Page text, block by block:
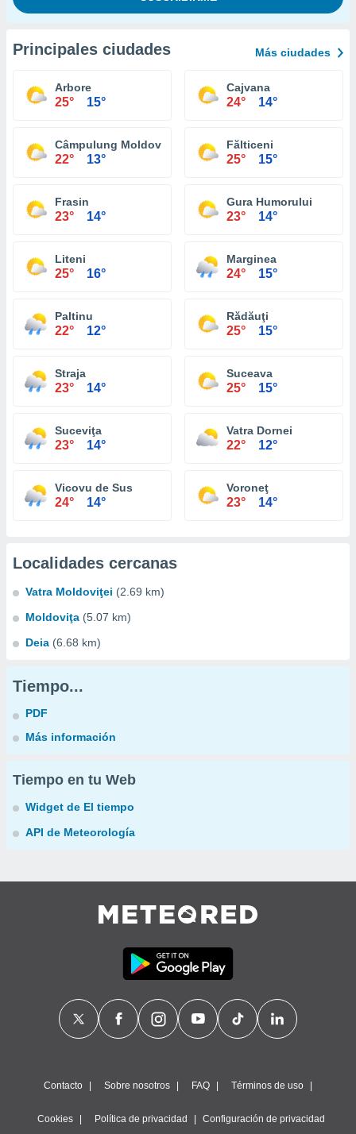
Principales ciudades Más ciudades
Arbore
25° 15°
Cajvana
24° 14°
Câmpulung Moldovenesc
22° 13°
Fălticeni
25° 15°
Frasin
23° 14°
Gura Humorului
23° 14°
Liteni
25° 16°
Marginea
24° 15°
Paltinu
22° 12°
Rădăuţi
25° 15°
Straja
23° 14°
Suceava
25° 15°
Suceviţa
23° 14°
Vatra Dornei
22° 12°
Vicovu de Sus
24° 14°
Voroneţ
23° 14°
Localidades cercanas
Vatra Moldoviţei (2.69 km)
Moldoviţa (5.07 km)
Deia (6.68 km)
Tiempo...
PDF
Más información
Tiempo en tu Web
Widget de El tiempo
API de Meteorología
Contacto Sobre nosotros FAQ Términos de uso
Cookies Política de privacidad Configuración de privacidad